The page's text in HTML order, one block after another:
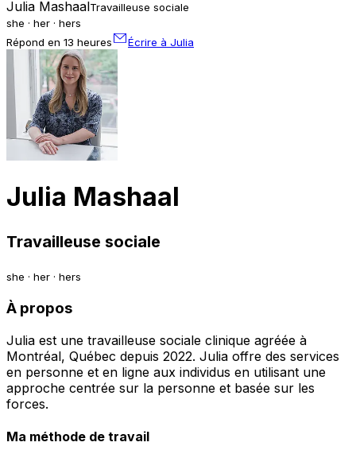
Julia MashaalTravailleuse sociale
she · her · hers
Répond en 13 heures
Écrire à Julia
Julia Mashaal
Travailleuse sociale
she · her · hers
À propos
Julia est une travailleuse sociale clinique agréée à
Montréal, Québec depuis 2022. Julia offre des services
en personne et en ligne aux individus en utilisant une
approche centrée sur la personne et basée sur les
forces.
Ma méthode de travail